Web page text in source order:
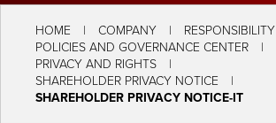
HOME COMPANY
RESPONSIBILITY
POLICIES AND GOVERNANCE CENTER
PRIVACY AND RIGHTS
SHAREHOLDER PRIVACY NOTICE
SHAREHOLDER PRIVACY NOTICE-IT